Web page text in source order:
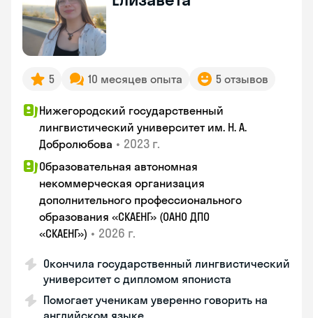
5 10 месяцев опыта 5 отзывов
Нижегородский государственный
лингвистический университет им. Н. А.
Добролюбова • 2023 г.
Образовательная автономная
некоммерческая организация
дополнительного профессионального
образования «СКАЕНГ» (ОАНО ДПО
«СКАЕНГ») • 2026 г.
Окончила государственный лингвистический
университет с дипломом япониста
Помогает ученикам уверенно говорить на
английском языке